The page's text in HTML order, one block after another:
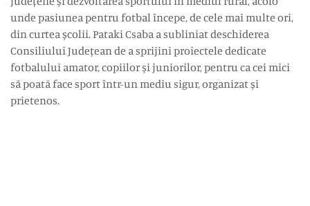
unde pasiunea pentru fotbal începe, de cele mai multe ori,
din curtea școlii. Pataki Csaba a subliniat deschiderea
Consiliului Județean de a sprijini proiectele dedicate
fotbalului amator, copiilor și juniorilor, pentru ca cei mici
să poată face sport într-un mediu sigur, organizat și
prietenos.